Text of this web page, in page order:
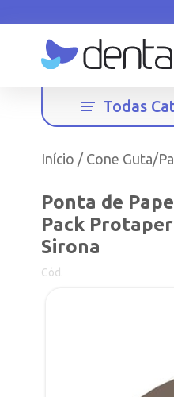
Todas
Início / Cone Guta/
Ponta de
Pack
Sirona
Cód.